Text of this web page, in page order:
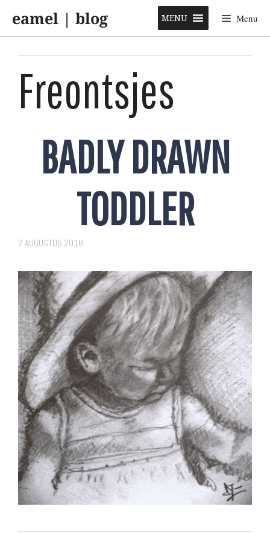
content
eamel | blog Menu
MENU
Freontsjes
BADLY DRAWN
TODDLER
7 AUGUSTUS 2018